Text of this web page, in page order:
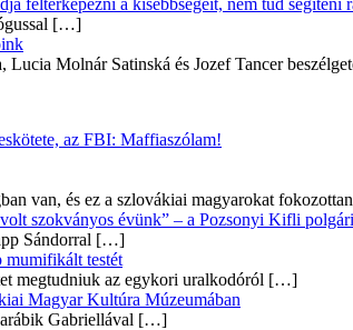
[…]
Molnár Satinská és Jozef Tancer
az FBI: Maffiaszólam!
van, és ez a szlovákiai magyarokat
szokványos évünk” – a Pozsonyi Kifli
Sándorral […]
mumifikált testét
megtudniuk az egykori uralkodóról […]
Magyar Kultúra Múzeumában
Gabriellával […]